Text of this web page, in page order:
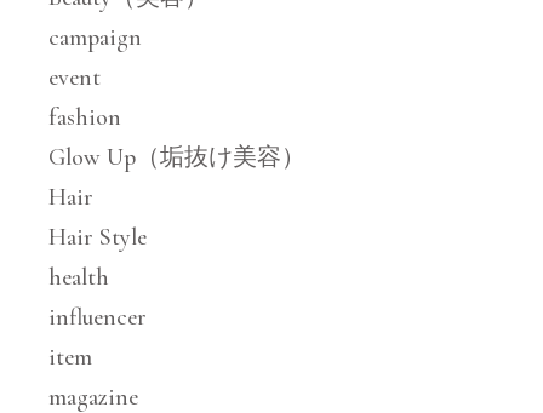
campaign
event
fashion
Glow Up（垢抜け美容）
Hair
Hair Style
health
influencer
item
magazine